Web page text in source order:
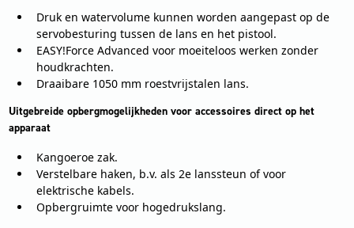
Druk en watervolume kunnen worden aangepast op de
servobesturing tussen de lans en het pistool.
EASY!Force Advanced voor moeiteloos werken zonder
houdkrachten.
Draaibare 1050 mm roestvrijstalen lans.
Uitgebreide opbergmogelijkheden voor accessoires direct op het
apparaat
Kangoeroe zak.
Verstelbare haken, b.v. als 2e lanssteun of voor
elektrische kabels.
Opbergruimte voor hogedrukslang.